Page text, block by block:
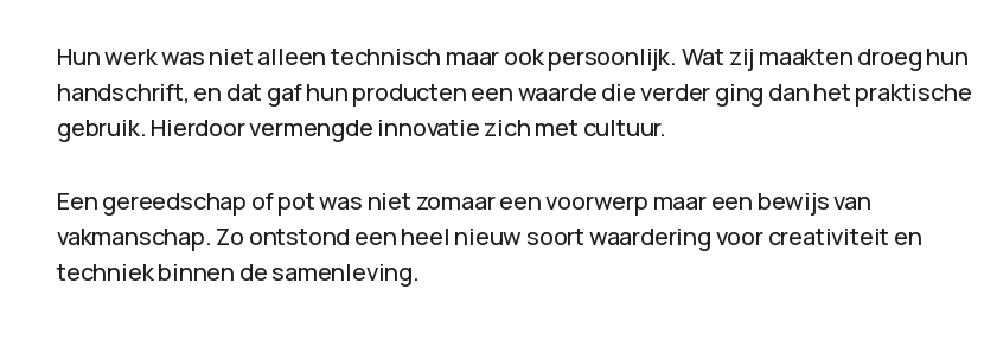
Hun werk was niet alleen technisch maar ook persoonlijk. Wat zij maakten droeg hun
handschrift, en dat gaf hun producten een waarde die verder ging dan het praktische
gebruik. Hierdoor vermengde innovatie zich met cultuur.
Een gereedschap of pot was niet zomaar een voorwerp maar een bewijs van
vakmanschap. Zo ontstond een heel nieuw soort waardering voor creativiteit en
techniek binnen de samenleving.